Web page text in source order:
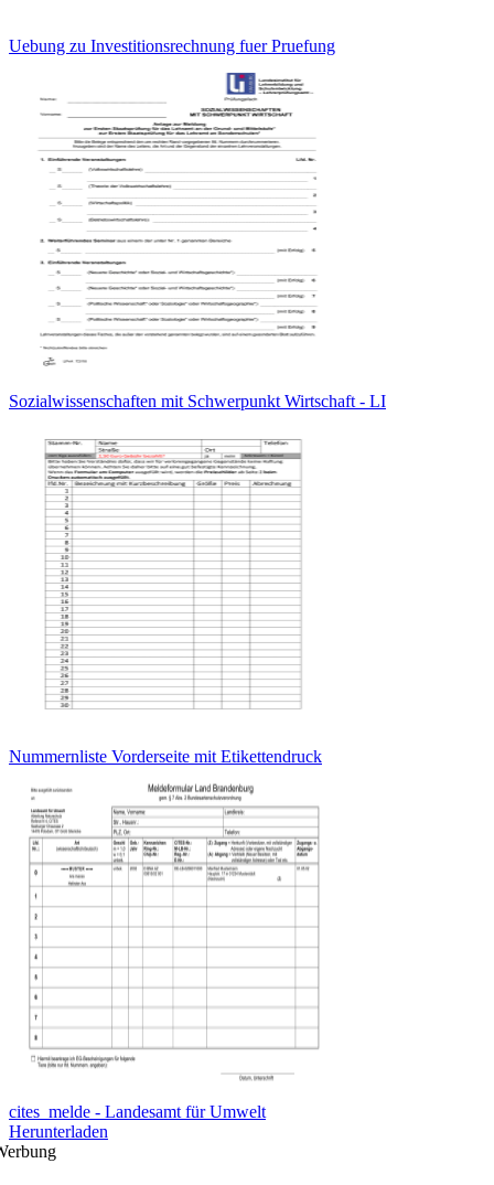
Uebung zu Investitionsrechnung fuer Pruefung
Sozialwissenschaften mit Schwerpunkt Wirtschaft - LI
Nummernliste Vorderseite mit Etikettendruck
cites_melde - Landesamt für Umwelt
Herunterladen